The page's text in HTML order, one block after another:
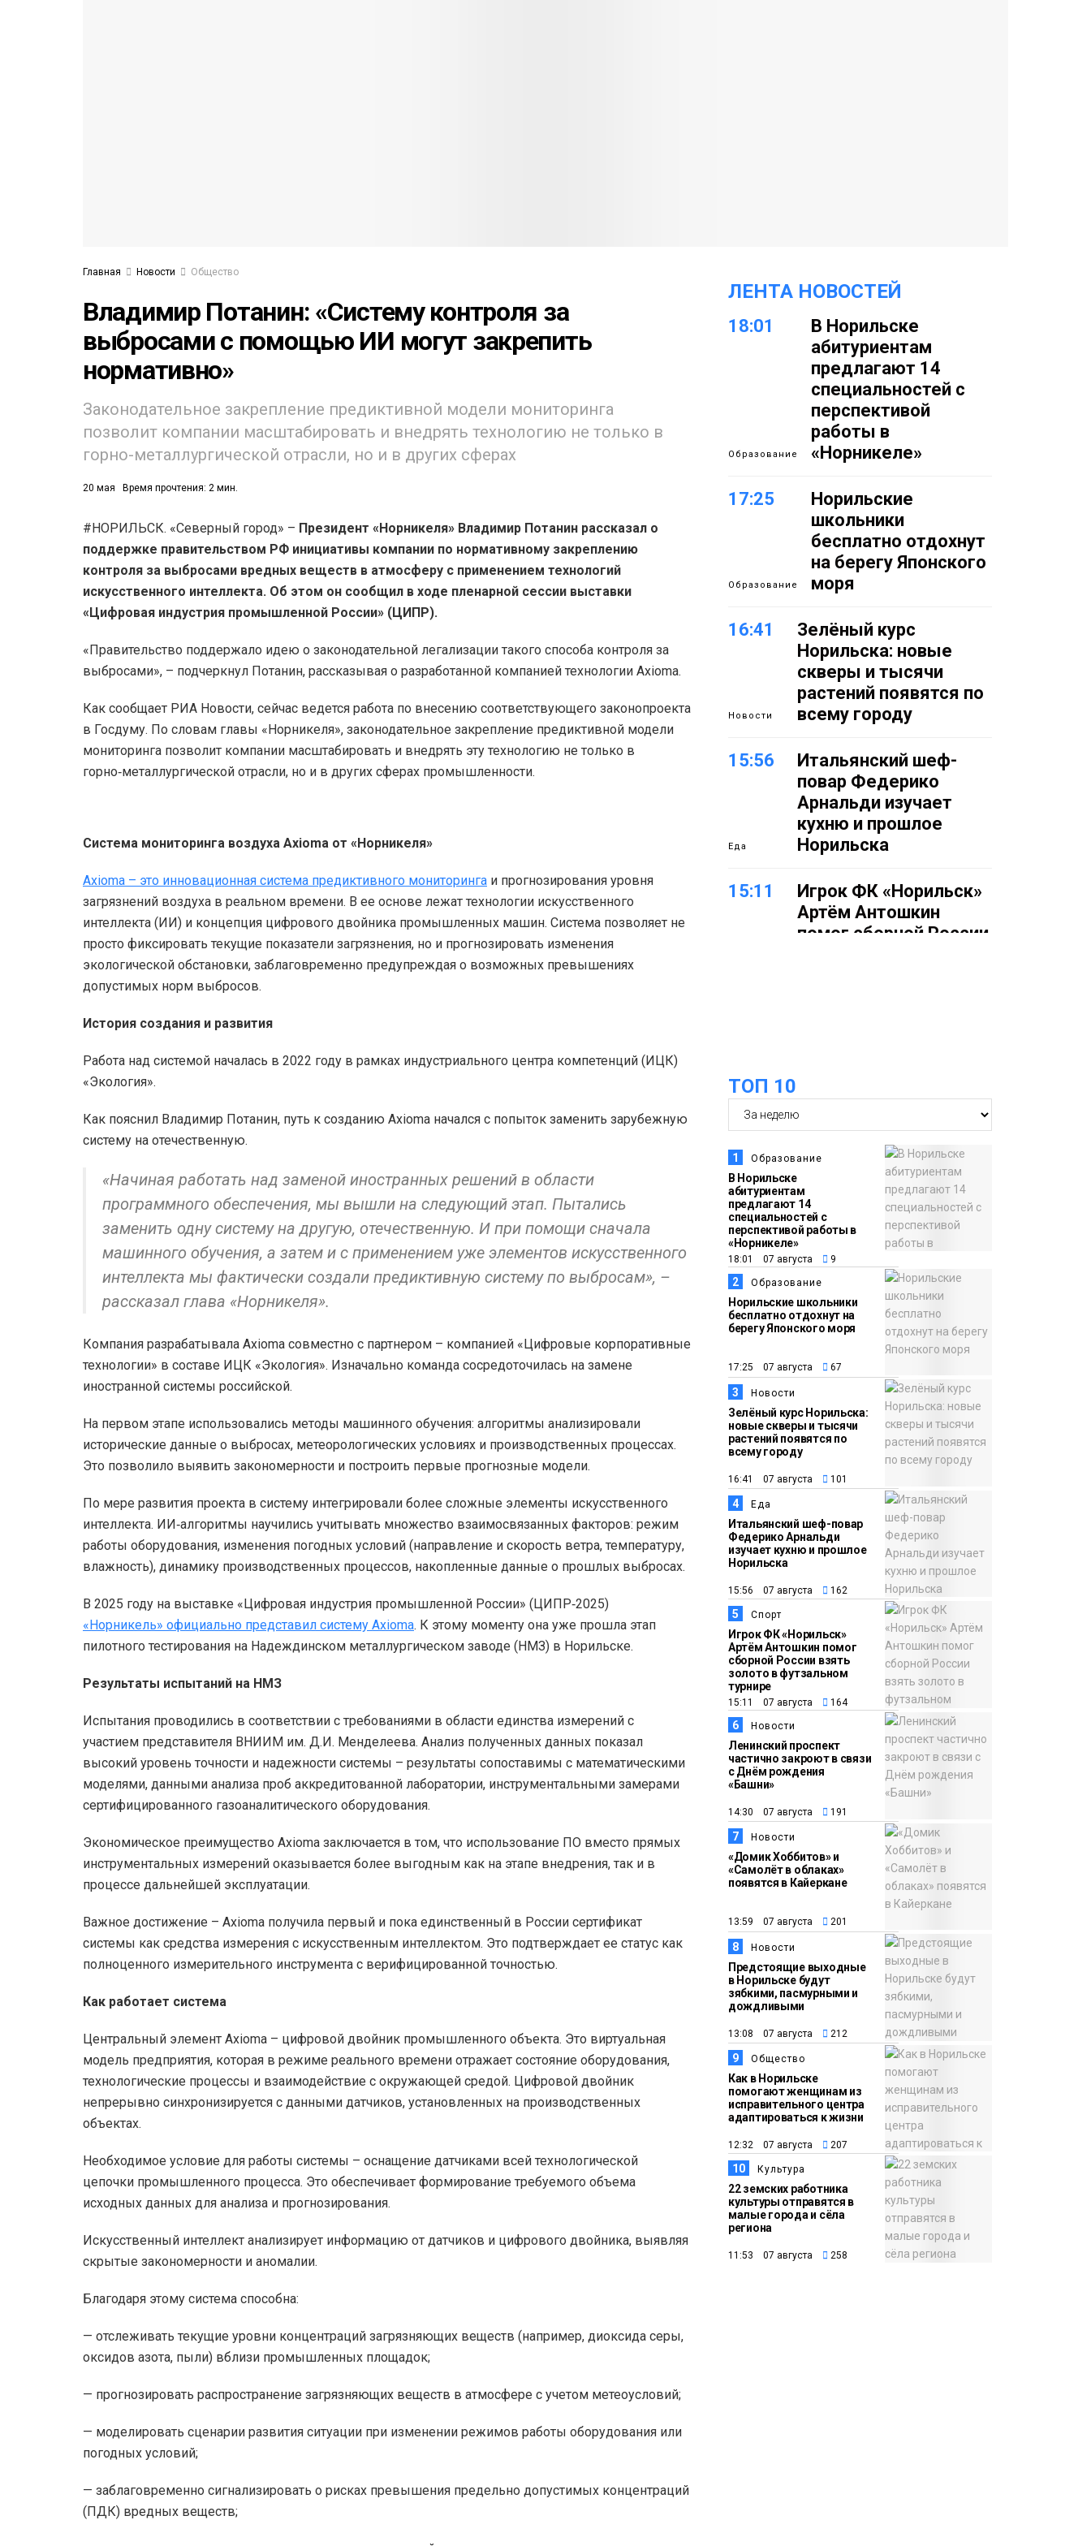
Главная Новости Общество
Владимир Потанин: «Систему контроля за
выбросами с помощью ИИ могут закрепить
нормативно»
Законодательное закрепление предиктивной модели мониторинга
позволит компании масштабировать и внедрять технологию не только в
горно-металлургической отрасли, но и в других сферах
20 мая Время прочтения: 2 мин.
#НОРИЛЬСК. «Северный город» – Президент «Норникеля» Владимир Потанин рассказал о
поддержке правительством РФ инициативы компании по нормативному закреплению
контроля за выбросами вредных веществ в атмосферу с применением технологий
искусственного интеллекта. Об этом он сообщил в ходе пленарной сессии выставки
«Цифровая индустрия промышленной России» (ЦИПР).
«Правительство поддержало идею о законодательной легализации такого способа контроля за
выбросами», – подчеркнул Потанин, рассказывая о разработанной компанией технологии Axioma.
Как сообщает РИА Новости, сейчас ведется работа по внесению соответствующего законопроекта
в Госдуму. По словам главы «Норникеля», законодательное закрепление предиктивной модели
мониторинга позволит компании масштабировать и внедрять эту технологию не только в
горно‑металлургической отрасли, но и в других сферах промышленности.
Система мониторинга воздуха Axioma от «Норникеля»
Axioma – это инновационная система предиктивного мониторинга и прогнозирования уровня
загрязнений воздуха в реальном времени. В ее основе лежат технологии искусственного
интеллекта (ИИ) и концепция цифрового двойника промышленных машин. Система позволяет не
просто фиксировать текущие показатели загрязнения, но и прогнозировать изменения
экологической обстановки, заблаговременно предупреждая о возможных превышениях
допустимых норм выбросов.
История создания и развития
Работа над системой началась в 2022 году в рамках индустриального центра компетенций (ИЦК)
«Экология».
Как пояснил Владимир Потанин, путь к созданию Axioma начался с попыток заменить зарубежную
систему на отечественную.
«Начиная работать над заменой иностранных решений в области
программного обеспечения, мы вышли на следующий этап. Пытались
заменить одну систему на другую, отечественную. И при помощи сначала
машинного обучения, а затем и с применением уже элементов искусственного
интеллекта мы фактически создали предиктивную систему по выбросам», –
рассказал глава «Норникеля».
Компания разрабатывала Axioma совместно с партнером – компанией «Цифровые корпоративные
технологии» в составе ИЦК «Экология». Изначально команда сосредоточилась на замене
иностранной системы российской.
На первом этапе использовались методы машинного обучения: алгоритмы анализировали
исторические данные о выбросах, метеорологических условиях и производственных процессах.
Это позволило выявить закономерности и построить первые прогнозные модели.
По мере развития проекта в систему интегрировали более сложные элементы искусственного
интеллекта. ИИ‑алгоритмы научились учитывать множество взаимосвязанных факторов: режим
работы оборудования, изменения погодных условий (направление и скорость ветра, температуру,
влажность), динамику производственных процессов, накопленные данные о прошлых выбросах.
В 2025 году на выставке «Цифровая индустрия промышленной России» (ЦИПР‑2025)
«Норникель» официально представил систему Axioma. К этому моменту она уже прошла этап
пилотного тестирования на Надеждинском металлургическом заводе (НМЗ) в Норильске.
Результаты испытаний на НМЗ
Испытания проводились в соответствии с требованиями в области единства измерений с
участием представителя ВНИИМ им. Д.И. Менделеева. Анализ полученных данных показал
высокий уровень точности и надежности системы – результаты сопоставимы с математическими
моделями, данными анализа проб аккредитованной лаборатории, инструментальными замерами
сертифицированного газоаналитического оборудования.
Экономическое преимущество Axioma заключается в том, что использование ПО вместо прямых
инструментальных измерений оказывается более выгодным как на этапе внедрения, так и в
процессе дальнейшей эксплуатации.
Важное достижение – Axioma получила первый и пока единственный в России сертификат
системы как средства измерения с искусственным интеллектом. Это подтверждает ее статус как
полноценного измерительного инструмента с верифицированной точностью.
Как работает система
Центральный элемент Axioma – цифровой двойник промышленного объекта. Это виртуальная
модель предприятия, которая в режиме реального времени отражает состояние оборудования,
технологические процессы и взаимодействие с окружающей средой. Цифровой двойник
непрерывно синхронизируется с данными датчиков, установленных на производственных
объектах.
Необходимое условие для работы системы – оснащение датчиками всей технологической
цепочки промышленного процесса. Это обеспечивает формирование требуемого объема
исходных данных для анализа и прогнозирования.
Искусственный интеллект анализирует информацию от датчиков и цифрового двойника, выявляя
скрытые закономерности и аномалии.
Благодаря этому система способна:
— отслеживать текущие уровни концентраций загрязняющих веществ (например, диоксида серы,
оксидов азота, пыли) вблизи промышленных площадок;
— прогнозировать распространение загрязняющих веществ в атмосфере с учетом метеоусловий;
— моделировать сценарии развития ситуации при изменении режимов работы оборудования или
погодных условий;
— заблаговременно сигнализировать о рисках превышения предельно допустимых концентраций
(ПДК) вредных веществ;
ЛЕНТА НОВОСТЕЙ
18:01
Образование
В Норильске
абитуриентам
предлагают 14
специальностей с
перспективой
работы в
«Норникеле»
17:25
Образование
Норильские
школьники
бесплатно отдохнут
на берегу Японского
моря
16:41
Новости
Зелёный курс
Норильска: новые
скверы и тысячи
растений появятся по
всему городу
15:56
Еда
Итальянский шеф-
повар Федерико
Арнальди изучает
кухню и прошлое
Норильска
15:11
Игрок ФК «Норильск»
Артём Антошкин
помог сборной России
Новости
13:59
Новости
«Домик Хоббитов» и
«Самолёт в облаках»
появятся в Кайеркане
13:08
Новости
Предстоящие
выходные в
Норильске будут
зябкими, пасмурными
и дождливыми
Общество
Как в Норильске
помогают женщинам
из исправительного
центра
адаптироваться к
жизни
11:53
Культура
22 земских работника
культуры отправятся
в малые города и сёла
ТОП 10
1 Образование
В Норильске
абитуриентам
предлагают 14
специальностей с
перспективой работы в
«Норникеле»
18:01 07 августа 9
2 Образование
Норильские школьники
бесплатно отдохнут на
берегу Японского моря
17:25 07 августа 67
3 Новости
Зелёный курс Норильска:
новые скверы и тысячи
растений появятся по
всему городу
16:41 07 августа 101
4 Еда
Итальянский шеф-повар
Федерико Арнальди
изучает кухню и прошлое
Норильска
15:56 07 августа 162
5 Спорт
Игрок ФК «Норильск»
Артём Антошкин помог
сборной России взять
золото в футзальном
турнире
15:11 07 августа 164
6 Новости
Ленинский проспект
частично закроют в связи
с Днём рождения
«Башни»
14:30 07 августа 191
7 Новости
«Домик Хоббитов» и
«Самолёт в облаках»
появятся в Кайеркане
13:59 07 августа 201
8 Новости
Предстоящие выходные
в Норильске будут
зябкими, пасмурными и
дождливыми
13:08 07 августа 212
9 Общество
Как в Норильске
помогают женщинам из
исправительного центра
адаптироваться к жизни
12:32 07 августа 207
10 Культура
22 земских работника
культуры отправятся в
малые города и сёла
региона
11:53 07 августа 258